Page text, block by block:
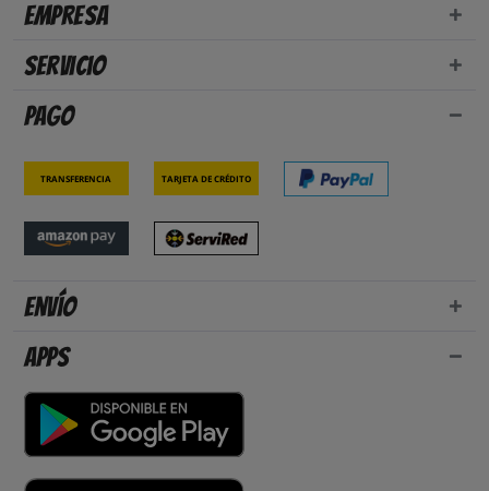
Empresa
Servicio
Pago
Transferencia Tarjeta de crédito
Envío
Apps